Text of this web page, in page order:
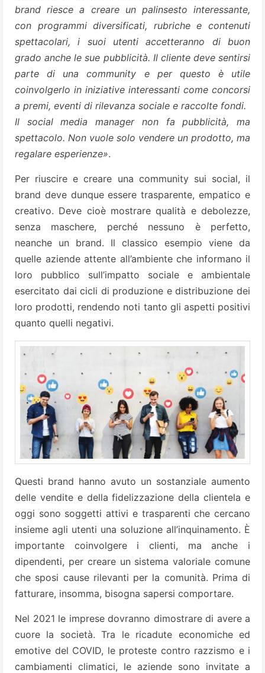
brand riesce a creare un palinsesto interessante,
con programmi diversificati, rubriche e contenuti
spettacolari, i suoi utenti accetteranno di buon
grado anche le sue pubblicità. Il cliente deve sentirsi
parte di una community e per questo è utile
coinvolgerlo in iniziative interessanti come concorsi
a premi, eventi di rilevanza sociale e raccolte fondi.
Il social media manager non fa pubblicità, ma
spettacolo. Non vuole solo vendere un prodotto, ma
regalare esperienze».
Per riuscire e creare una community sui social, il
brand deve dunque essere trasparente, empatico e
creativo. Deve cioè mostrare qualità e debolezze,
senza maschere, perché nessuno è perfetto,
neanche un brand. Il classico esempio viene da
quelle aziende attente all’ambiente che informano il
loro pubblico sull’impatto sociale e ambientale
esercitato dai cicli di produzione e distribuzione dei
loro prodotti, rendendo noti tanto gli aspetti positivi
quanto quelli negativi.
Questi brand hanno avuto un sostanziale aumento
delle vendite e della fidelizzazione della clientela e
oggi sono soggetti attivi e trasparenti che cercano
insieme agli utenti una soluzione all’inquinamento. È
importante coinvolgere i clienti, ma anche i
dipendenti, per creare un sistema valoriale comune
che sposi cause rilevanti per la comunità. Prima di
fatturare, insomma, bisogna sapersi comportare.
Nel 2021 le imprese dovranno dimostrare di avere a
cuore la società. Tra le ricadute economiche ed
emotive del COVID, le proteste contro razzismo e i
cambiamenti climatici, le aziende sono invitate a